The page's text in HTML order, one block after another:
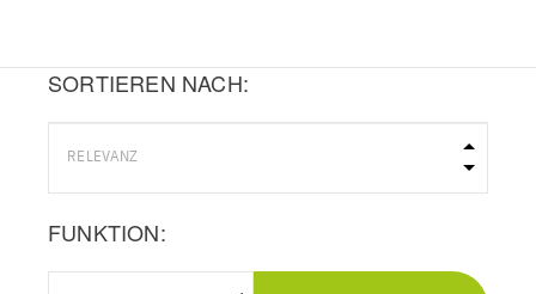
SORTIEREN NACH:
FUNKTION: